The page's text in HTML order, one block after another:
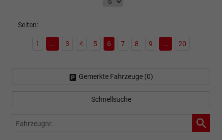
Seiten:
1 ... 3 4 5 6 7 8 9 ... 20
Gemerkte Fahrzeuge (0)
Schnellsuche
Fahrzeugnr.